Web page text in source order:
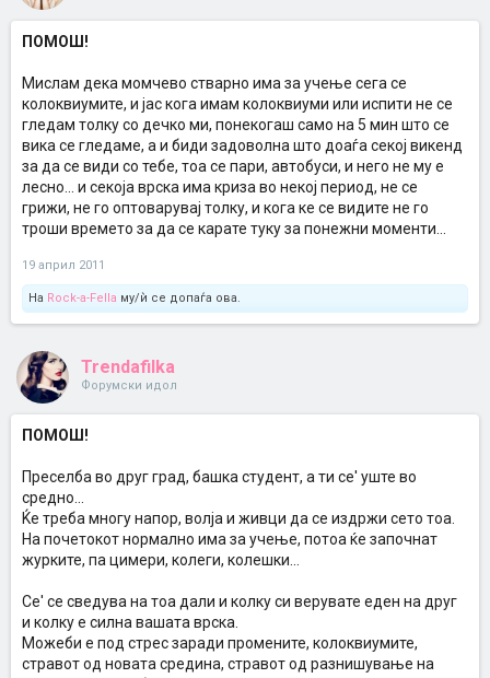
ПОМОШ!
Мислам дека момчево стварно има за учење сега се
колоквиумите, и јас кога имам колоквиуми или испити не се
гледам толку со дечко ми, понекогаш само на 5 мин што се
вика се гледаме, а и биди задоволна што доаѓа секој викенд
за да се види со тебе, тоа се пари, автобуси, и него не му е
лесно... и секоја врска има криза во некој период, не се
грижи, не го оптоварувај толку, и кога ке се видите не го
троши времето за да се карате туку за понежни моменти...
19 април 2011
На Rock-a-Fella му/ѝ се допаѓа ова.
Trendafilka
Форумски идол
ПОМОШ!
Преселба во друг град, башка студент, а ти се' уште во
средно...
Ќе треба многу напор, волја и живци да се издржи сето тоа.
На почетокот нормално има за учење, потоа ќе започнат
журките, па цимери, колеги, колешки...
Се' се сведува на тоа дали и колку си верувате еден на друг
и колку е силна вашата врска.
Можеби е под стрес заради промените, колоквиумите,
стравот од новата средина, стравот од разнишување на